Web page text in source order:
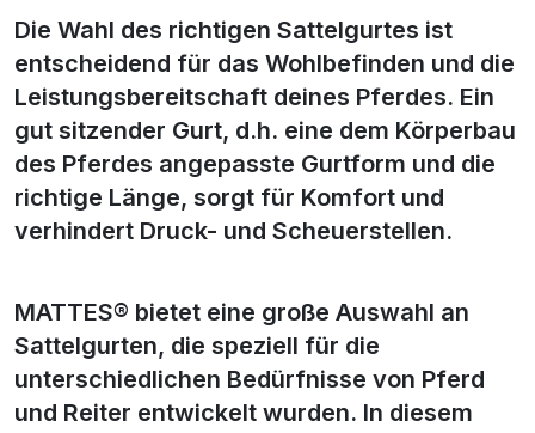
Die Wahl des richtigen Sattelgurtes ist
entscheidend für das Wohlbefinden und die
Leistungsbereitschaft deines Pferdes. Ein
gut sitzender Gurt, d.h. eine dem Körperbau
des Pferdes angepasste Gurtform und die
richtige Länge, sorgt für Komfort und
verhindert Druck- und Scheuerstellen.
MATTES® bietet eine große Auswahl an
Sattelgurten, die speziell für die
unterschiedlichen Bedürfnisse von Pferd
und Reiter entwickelt wurden. In diesem